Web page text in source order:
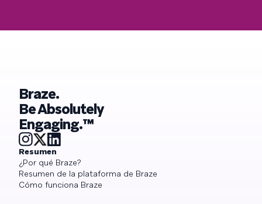
Braze.
Be Absolutely
Engaging.™
Resumen
¿Por qué Braze?
Resumen de la plataforma de Braze
Cómo funciona Braze